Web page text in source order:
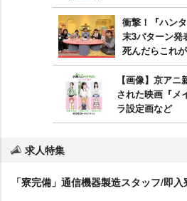
衝撃！『ハン
末3パターン
死んだらこれが
【画像】京ア
された映画『メ
ラ設定画など
求人特集
「寮完備」通信機器製造スタッフ/即